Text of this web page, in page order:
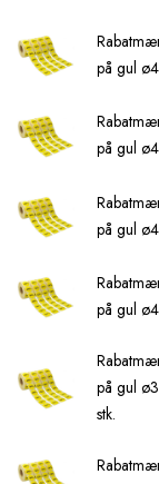
på gul
på gul
på gul
på gul
på gul
stk.